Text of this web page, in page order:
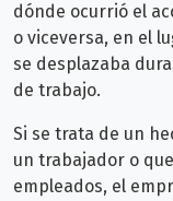
dónde ocurrió el
o viceversa, en el
se desplazaba
de trabajo.
Si se trata de un
un trabajador o
empleados, el